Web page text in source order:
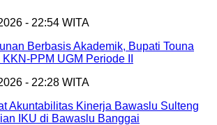
- 22:54 WITA
Berbasis Akademik, Bupati Touna
PPM UGM Periode II
- 22:28 WITA
Akuntabilitas Kinerja Bawaslu Sulteng
IKU di Bawaslu Banggai